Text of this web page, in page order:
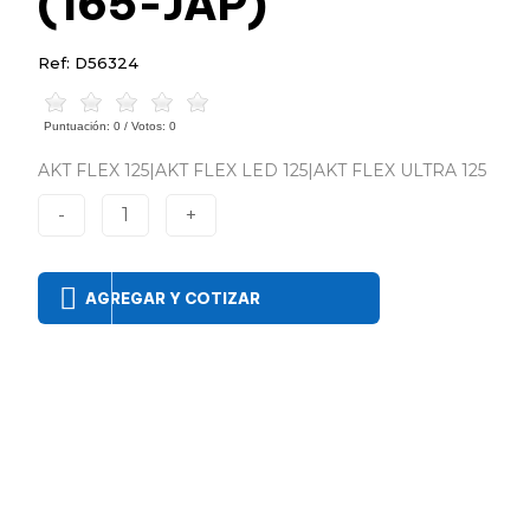
Ref: D56324
Puntuación: 0 / Votos: 0
AKT FLEX 125|AKT FLEX LED 125|AKT FLEX ULTRA 125
- 1 +
AGREGAR Y COTIZAR